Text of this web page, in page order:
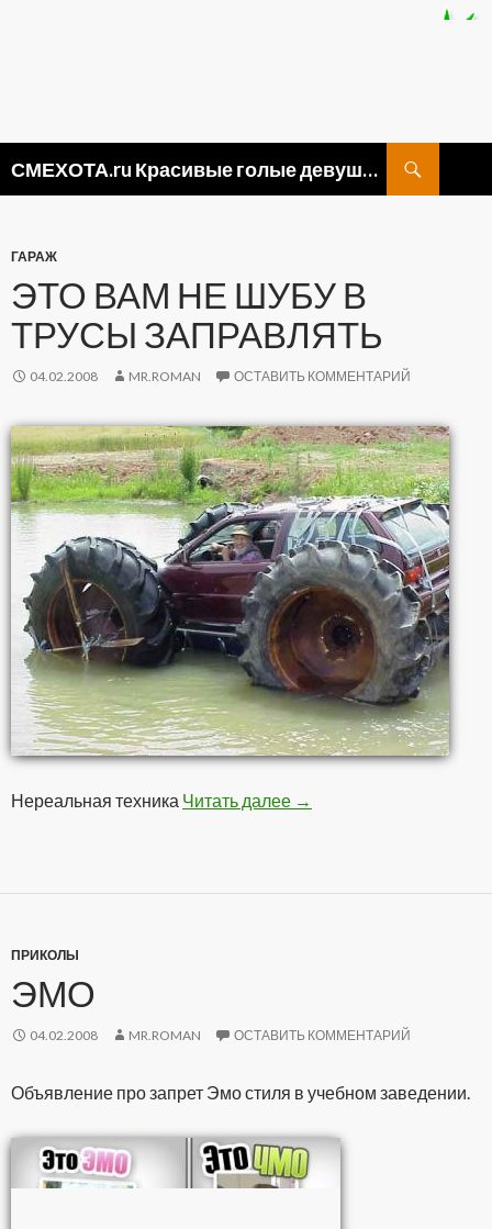
СМЕХОТА.ru Красивые голые девушки, прикольные картинки ню и видео приколы
ГАРАЖ
ЭТО ВАМ НЕ ШУБУ В
ТРУСЫ ЗАПРАВЛЯТЬ
04.02.2008 MR.ROMAN ОСТАВИТЬ КОММЕНТАРИЙ
Нереальная техника Читать далее Это вам не шубу в
→
ПРИКОЛЫ
ЭМО
04.02.2008 MR.ROMAN ОСТАВИТЬ КОММЕНТАРИЙ
Объявление про запрет Эмо стиля в учебном заведении.